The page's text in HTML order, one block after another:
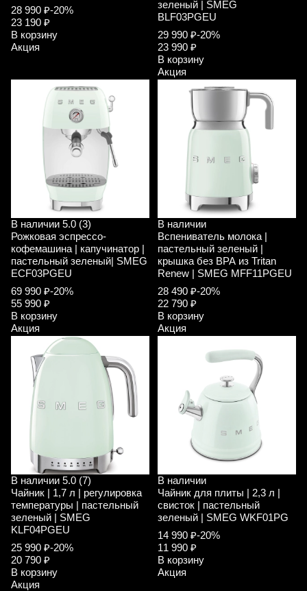
28 990 ₽-20%
23 190 ₽
В корзину
Акция
зеленый | SMEG
BLF03PGEU
29 990 ₽-20%
23 990 ₽
В корзину
Акция
В наличии 5.0 (3)
Рожковая эспрессо-
кофемашина | капучинатор |
пастельный зеленый| SMEG
ECF03PGEU
69 990 ₽-20%
55 990 ₽
В корзину
Акция
В наличии
Вспениватель молока |
пастельный зеленый |
крышка без ВРА из Tritan
Renew | SMEG MFF11PGEU
28 490 ₽-20%
22 790 ₽
В корзину
Акция
В наличии 5.0 (7)
Чайник | 1,7 л | регулировка
температуры | пастельный
зеленый | SMEG
KLF04PGEU
25 990 ₽-20%
20 790 ₽
В корзину
Акция
В наличии
Чайник для плиты | 2,3 л |
свисток | пастельный
зеленый | SMEG WKF01PG
14 990 ₽-20%
11 990 ₽
В корзину
Акция